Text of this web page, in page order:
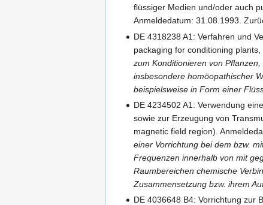
flüssiger Medien und/oder auch
Anmeldedatum: 31.08.1993.
DE 4318238 A1: Verfahren und
packaging for conditioning
zum Konditionieren von
insbesondere homöopathischer
beispielsweise in Form einer
DE 4234502 A1: Verwendung
sowie zur Erzeugung von
magnetic field region).
einer Vorrichtung bei dem bzw.
Frequenzen innerhalb von mit
Raumbereichen chemische
Zusammensetzung bzw. ihrem
DE 4036648 B4: Vorrichtung zur